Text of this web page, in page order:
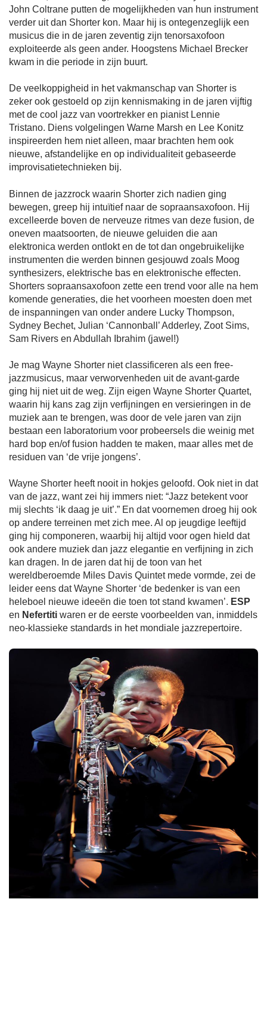
John Coltrane putten de mogelijkheden van hun instrument
verder uit dan Shorter kon. Maar hij is ontegenzeglijk een
musicus die in de jaren zeventig zijn tenorsaxofoon
exploiteerde als geen ander. Hoogstens Michael Brecker
kwam in die periode in zijn buurt.
De veelkoppigheid in het vakmanschap van Shorter is
zeker ook gestoeld op zijn kennismaking in de jaren vijftig
met de cool jazz van voortrekker en pianist Lennie
Tristano. Diens volgelingen Warne Marsh en Lee Konitz
inspireerden hem niet alleen, maar brachten hem ook
nieuwe, afstandelijke en op individualiteit gebaseerde
improvisatietechnieken bij.
Binnen de jazzrock waarin Shorter zich nadien ging
bewegen, greep hij intuïtief naar de sopraansaxofoon. Hij
excelleerde boven de nerveuze ritmes van deze fusion, de
oneven maatsoorten, de nieuwe geluiden die aan
elektronica werden ontlokt en de tot dan ongebruikelijke
instrumenten die werden binnen gesjouwd zoals Moog
synthesizers, elektrische bas en elektronische effecten.
Shorters sopraansaxofoon zette een trend voor alle na hem
komende generaties, die het voorheen moesten doen met
de inspanningen van onder andere Lucky Thompson,
Sydney Bechet, Julian ‘Cannonball’ Adderley, Zoot Sims,
Sam Rivers en Abdullah Ibrahim (jawel!)
Je mag Wayne Shorter niet classificeren als een free-
jazzmusicus, maar verworvenheden uit de avant-garde
ging hij niet uit de weg. Zijn eigen Wayne Shorter Quartet,
waarin hij kans zag zijn verfijningen en versieringen in de
muziek aan te brengen, was door de vele jaren van zijn
bestaan een laboratorium voor probeersels die weinig met
hard bop en/of fusion hadden te maken, maar alles met de
residuen van ‘de vrije jongens’.
Wayne Shorter heeft nooit in hokjes geloofd. Ook niet in dat
van de jazz, want zei hij immers niet: “Jazz betekent voor
mij slechts ‘ik daag je uit’.” En dat voornemen droeg hij ook
op andere terreinen met zich mee. Al op jeugdige leeftijd
ging hij componeren, waarbij hij altijd voor ogen hield dat
ook andere muziek dan jazz elegantie en verfijning in zich
kan dragen. In de jaren dat hij de toon van het
wereldberoemde Miles Davis Quintet mede vormde, zei de
leider eens dat Wayne Shorter ‘de bedenker is van een
heleboel nieuwe ideeën die toen tot stand kwamen’. ESP
en Nefertiti waren er de eerste voorbeelden van, inmiddels
neo-klassieke standards in het mondiale jazzrepertoire.